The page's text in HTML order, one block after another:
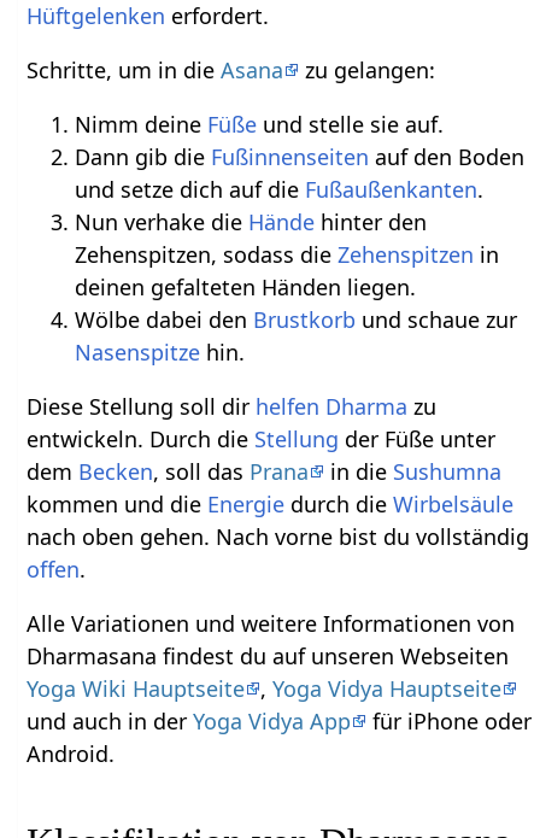
Hüftgelenken erfordert.
Schritte, um in dieAsana
zu gelangen:
Nimm deine Füße und stelle sie auf.
Dann gib die Fußinnenseiten auf den Boden
und setze dich auf die Fußaußenkanten.
Nun verhake die Hände hinter den
Zehenspitzen, sodass dieZehenspitzen in
deinen gefalteten Händen liegen.
Wölbe dabei den Brustkorb und schaue zur
Nasenspitze hin.
Diese Stellung soll dir helfen Dharma zu
entwickeln. Durch die Stellung der Füße unter
dem Becken, soll das Prana in die Sushumna
kommen und die Energie durch dieWirbelsäule
nach oben gehen. Nach vorne bist du vollständig
offen.
Alle Variationen und weitere Informationen von
Dharmasana findest du auf unseren Webseiten
Yoga Wiki Hauptseite ,Yoga Vidya Hauptseite
und auch in derYoga Vidya App
für iPhone oder
Android.